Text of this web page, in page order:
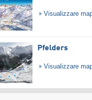
Visualizzare
Pfelders
Visualizzare